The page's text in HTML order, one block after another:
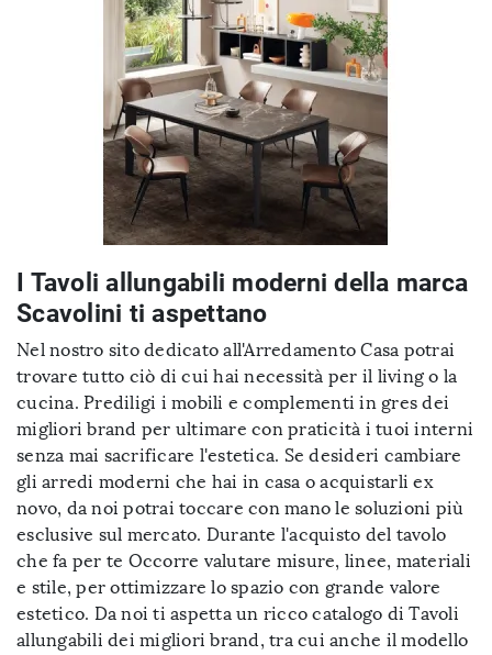
I Tavoli allungabili moderni della marca
Scavolini ti aspettano
Nel nostro sito dedicato all'Arredamento Casa potrai
trovare tutto ciò di cui hai necessità per il living o la
cucina. Prediligi i mobili e complementi in gres dei
migliori brand per ultimare con praticità i tuoi interni
senza mai sacrificare l'estetica. Se desideri cambiare
gli arredi moderni che hai in casa o acquistarli ex
novo, da noi potrai toccare con mano le soluzioni più
esclusive sul mercato. Durante l'acquisto del tavolo
che fa per te Occorre valutare misure, linee, materiali
e stile, per ottimizzare lo spazio con grande valore
estetico. Da noi ti aspetta un ricco catalogo di Tavoli
allungabili dei migliori brand, tra cui anche il modello